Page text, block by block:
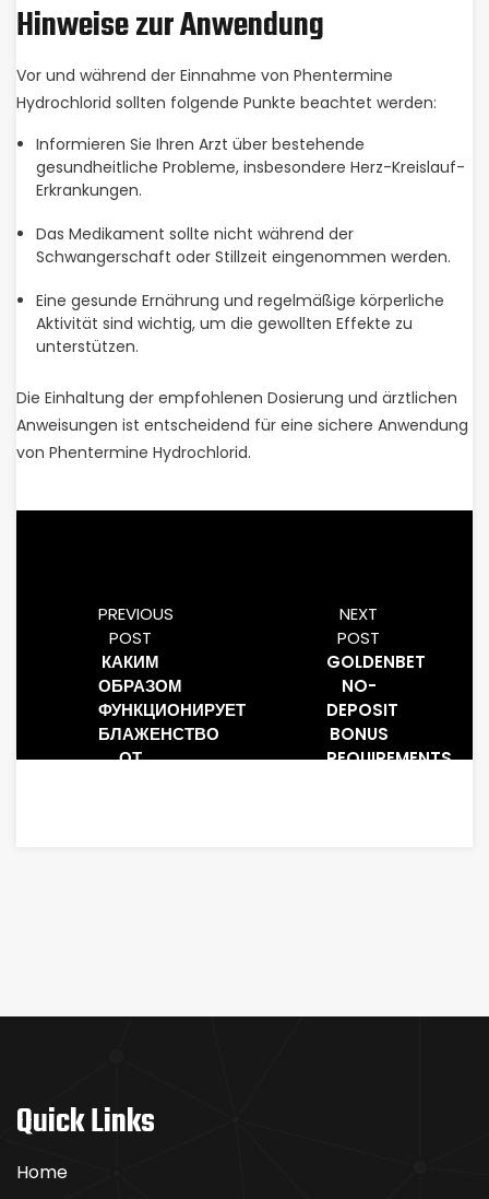
Hinweise zur Anwendung
Vor und während der Einnahme von Phentermine
Hydrochlorid sollten folgende Punkte beachtet werden:
Informieren Sie Ihren Arzt über bestehende
gesundheitliche Probleme, insbesondere Herz-Kreislauf-
Erkrankungen.
Das Medikament sollte nicht während der
Schwangerschaft oder Stillzeit eingenommen werden.
Eine gesunde Ernährung und regelmäßige körperliche
Aktivität sind wichtig, um die gewollten Effekte zu
unterstützen.
Die Einhaltung der empfohlenen Dosierung und ärztlichen
Anweisungen ist entscheidend für eine sichere Anwendung
von Phentermine Hydrochlorid.
PREVIOUS
POST
КАКИМ
ОБРАЗОМ
ФУНКЦИОНИРУЕТ
БЛАЖЕНСТВО
ОТ
NEXT
POST
GOLDENBET
NO-
DEPOSIT
BONUS
REQUIREMENTS,
Quick Links
Home